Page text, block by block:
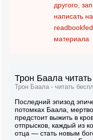
другого,
написать
материала
Трон Баала
Трон Баала - читать
Последний эпизод
потомках Баала,
предстоит выжить в
отпрысков, каждый из
отца — стать новым